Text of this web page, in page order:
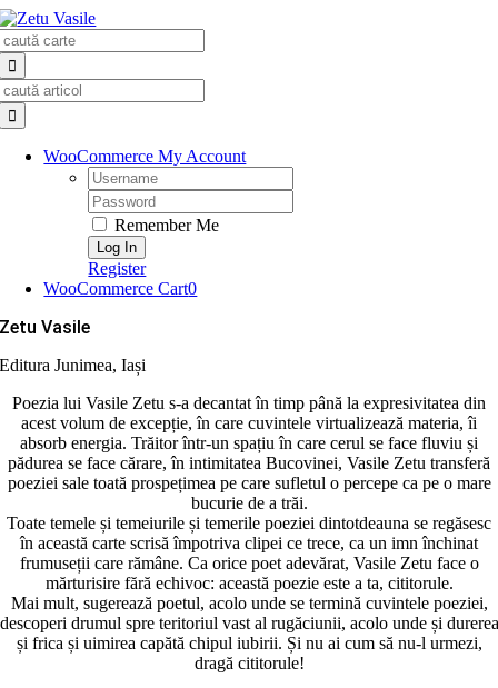
Skip
to
content
WooCommerce My Account
Username:
Password:
Remember Me
Register
WooCommerce Cart0
Zetu Vasile
Editura Junimea, Iași
Poezia lui Vasile Zetu s-a decantat în timp până la expresivitatea din
acest volum de excepție, în care cuvintele virtualizează materia, îi
absorb energia. Trăitor într-un spațiu în care cerul se face fluviu și
pădurea se face cărare, în intimitatea Bucovinei, Vasile Zetu transferă
poeziei sale toată prospețimea pe care sufletul o percepe ca pe o mare
bucurie de a trăi.
Toate temele și temeiurile și temerile poeziei dintotdeauna se regăsesc
în această carte scrisă împotriva clipei ce trece, ca un imn închinat
frumuseții care rămâne. Ca orice poet adevărat, Vasile Zetu face o
mărturisire fără echivoc: această poezie este a ta, cititorule.
Mai mult, sugerează poetul, acolo unde se termină cuvintele poeziei,
descoperi drumul spre teritoriul vast al rugăciunii, acolo unde și durerea
și frica și uimirea capătă chipul iubirii. Și nu ai cum să nu-l urmezi,
dragă cititorule!